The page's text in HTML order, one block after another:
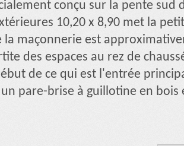
conçu sur la pente sud
10,20 x 8,90 met la
la maçonnerie est
des espaces au rez de
de ce qui est l'entrée
pare-brise à guillotine en